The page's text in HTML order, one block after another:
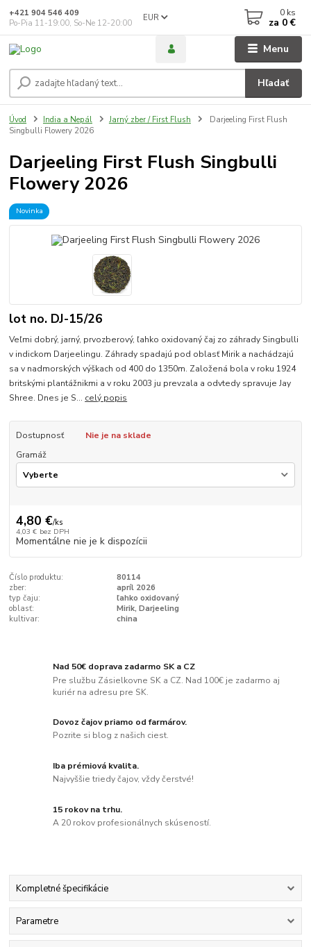
Menu
EUR
Hľadať
+421 904 546 409
Po-Pia 11-19:00, So-Ne 12-20:00
0 ks
za 0 €
Úvod India a Nepál Jarný zber / First Flush
Darjeeling First Flush
Singbulli Flowery 2026
Darjeeling First Flush Singbulli
Flowery 2026
Novinka
lot no. DJ-15/26
Veľmi dobrý, jarný, prvozberový, ľahko oxidovaný čaj zo záhrady Singbulli
v indickom Darjeelingu. Záhrady spadajú pod oblasť Mirik a nachádzajú
sa v nadmorských výškach od 400 do 1350m. Založená bola v roku 1924
britskými plantážnikmi a v roku 2003 ju prevzala a odvtedy spravuje Jay
Shree. Dnes je S... celý popis
Dostupnosť
Nie je na sklade
Gramáž
4,80 €/ks
4,03 € bez DPH
Momentálne nie je k dispozícii
Číslo produktu:
80114
zber:
apríl 2026
typ čaju:
ľahko oxidovaný
oblasť:
Mirik, Darjeeling
kultivar:
china
Nad 50€ doprava zadarmo SK a CZ
Pre službu Zásielkovne SK a CZ. Nad 100€ je zadarmo aj
kuriér na adresu pre SK.
Dovoz čajov priamo od farmárov.
Pozrite si blog z našich ciest.
Iba prémiová kvalita.
Najvyššie triedy čajov, vždy čerstvé!
15 rokov na trhu.
A 20 rokov profesionálnych skúseností.
Kompletné špecifikácie
Parametre